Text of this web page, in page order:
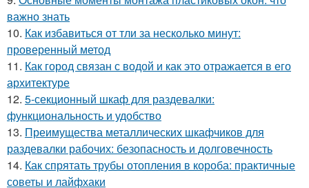
важно знать
10. Как избавиться от тли за несколько минут:
проверенный метод
11. Как город связан с водой и как это отражается в его
архитектуре
12. 5-секционный шкаф для раздевалки:
функциональность и удобство
13. Преимущества металлических шкафчиков для
раздевалки рабочих: безопасность и долговечность
14. Как спрятать трубы отопления в короба: практичные
советы и лайфхаки